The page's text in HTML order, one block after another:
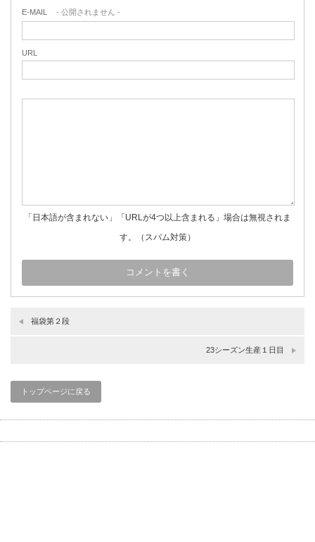
E-MAIL - 公開されません -
URL
「日本語が含まれない」「URLが4つ以上含まれる」場合は無視されま
す。（スパム対策）
福袋第２段
23シーズン生産１日目
トップページに戻る